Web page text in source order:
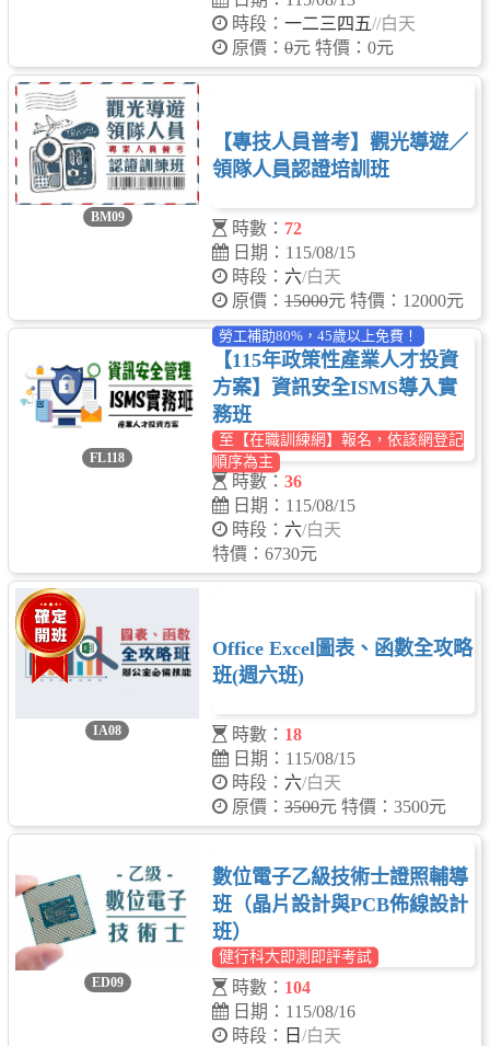
時段： 一二三四五//白天
原價： 0元 特價：0元
BM09
【專技人員普考】觀光導遊／
領隊人員認證培訓班
時數： 72
日期：115/08/15
時段： 六/白天
原價： 15000元 特價：12000元
FL118
勞工補助80%，45歲以上免費！
【115年政策性產業人才投資
方案】資訊安全ISMS導入實
務班
至【在職訓練網】報名，依該網登記
順序為主
時數： 36
日期：115/08/15
時段： 六/白天
特價：6730元
IA08
Office Excel圖表、函數全攻略
班(週六班)
時數： 18
日期：115/08/15
時段： 六/白天
原價： 3500元 特價：3500元
ED09
數位電子乙級技術士證照輔導
班（晶片設計與PCB佈線設計
班）
健行科大即測即評考試
時數： 104
日期：115/08/16
時段：
日 /白天